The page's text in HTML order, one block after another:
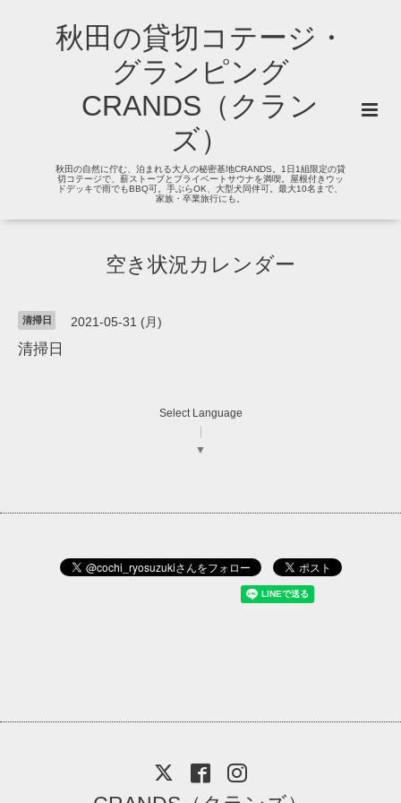
秋田の貸切コテージ・
グランピング
CRANDS（クラン
ズ）
秋田の自然に佇む、泊まれる大人の秘密基地CRANDS。1日1組限定の貸
切コテージで、薪ストーブとプライベートサウナを満喫。屋根付きウッ
ドデッキで雨でもBBQ可。手ぶらOK、大型犬同伴可。最大10名まで、
家族・卒業旅行にも。
空き状況カレンダー
清掃日 2021-05-31 (月)
清掃日
Select Language
▼